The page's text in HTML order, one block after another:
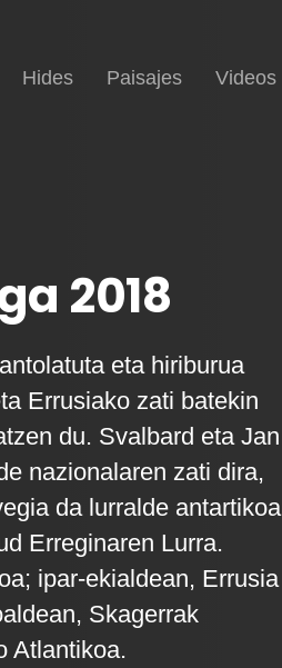
Inicio
Hides Paisajes Videos
2018
eta hiriburua
Errusiako zati batekin
du. Svalbard eta Jan
nazionalaren zati dira,
da lurralde antartikoa
Erreginaren Lurra.
ipar-ekialdean, Errusia
Skagerrak
Atlantikoa.